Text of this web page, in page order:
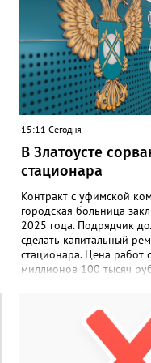
15:11 Сегодня
В Златоусте
стационара
Контракт с уфимской
городская больница
2025 года. Подрядчик
сделать капитальный
стационара. Цена работ
миллионов 100 тысяч
соответствии с
выполнил, в связи с чем
решение об
исполнения